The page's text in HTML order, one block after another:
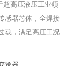
超高压液压工业领
感器芯体，全焊接
载，满足高压工况